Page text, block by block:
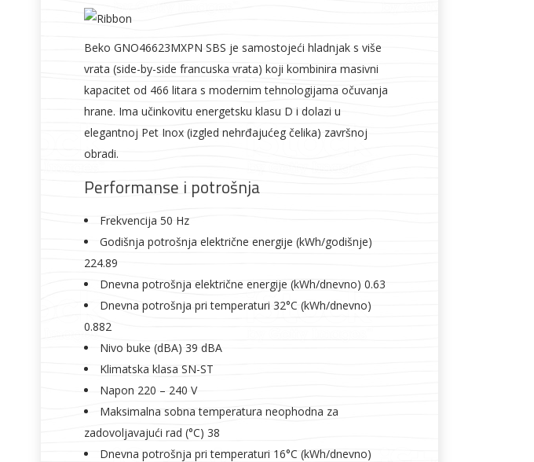
Beko GNO46623MXPN SBS je samostojeći hladnjak s više
vrata (side-by-side francuska vrata) koji kombinira masivni
kapacitet od 466 litara s modernim tehnologijama očuvanja
hrane. Ima učinkovitu energetsku klasu D i dolazi u
elegantnoj Pet Inox (izgled nehrđajućeg čelika) završnoj
obradi.
Performanse i potrošnja
Frekvencija 50 Hz
Godišnja potrošnja električne energije (kWh/godišnje)
224.89
Dnevna potrošnja električne energije (kWh/dnevno) 0.63
Dnevna potrošnja pri temperaturi 32°C (kWh/dnevno)
0.882
Nivo buke (dBA) 39 dBA
Klimatska klasa SN-ST
Napon 220 – 240 V
Maksimalna sobna temperatura neophodna za
zadovoljavajući rad (°C) 38
Dnevna potrošnja pri temperaturi 16°C (kWh/dnevno)